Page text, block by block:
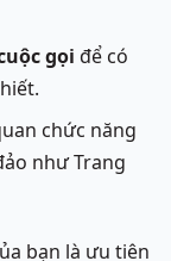
gọi để có
chức năng
như Trang
bạn là ưu tiên